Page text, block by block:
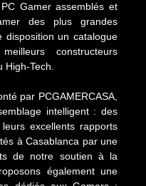
Gamer assemblés et
des plus grandes
disposition un catalogue
constructeurs
Tech.
par PCGAMERCASA,
intelligent : des
excellents rapports
à Casablanca par une
de notre soutien à la
également une